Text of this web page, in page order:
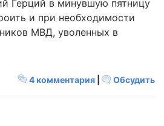
Герций в минувшую пятницу
и при необходимости
МВД, уволенных в
4 комментария Обсудить